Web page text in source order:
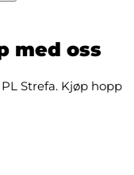
med oss
Strefa. Kjøp hopp